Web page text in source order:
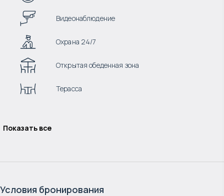
Видеонаблюдение
Охрана 24/7
Открытая обеденная зона
Терасса
Показать все
Условия бронирования